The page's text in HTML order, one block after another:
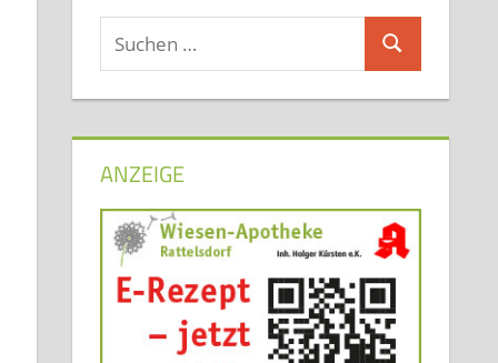
Suchen
nach:
Suchen
ANZEIGE